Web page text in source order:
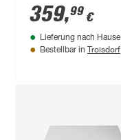
120 cm
359,99 €
Lieferung nach Hause
Bestellbar in Troisdorf